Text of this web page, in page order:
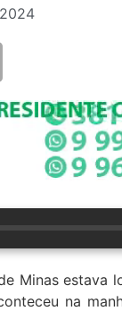
Minas estava
na